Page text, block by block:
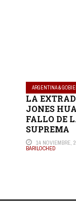
ARGENTINA &
LA
JONES
FALLO DE
SUPREMA
14 NOVIEMBRE,
BARILOCHED